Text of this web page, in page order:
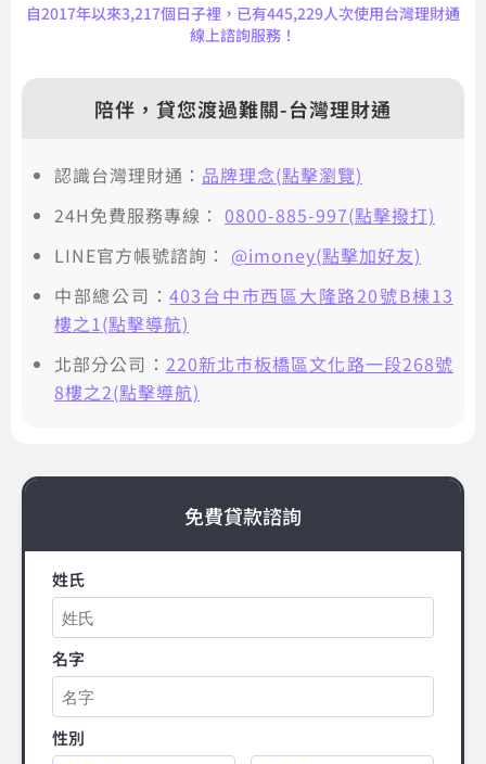
自2017年以來3,217個日子裡，已有445,229人次使用台灣理財通
線上諮詢服務！
陪伴，貸您渡過難關-台灣理財通
認識台灣理財通： 品牌理念(點擊瀏覽)
24H免費服務專線： 0800-885-997(點擊撥打)
LINE官方帳號諮詢： @imoney(點擊加好友)
中部總公司：403台中市西區大隆路20號B棟13
樓之1(點擊導航)
北部分公司： 220新北市板橋區文化路一段268號
8樓之2(點擊導航)
免費貸款諮詢
姓氏
名字
性別